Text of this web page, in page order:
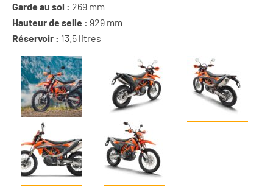
Garde au sol : 269 mm
Hauteur de selle : 929 mm
Réservoir : 13.5 litres